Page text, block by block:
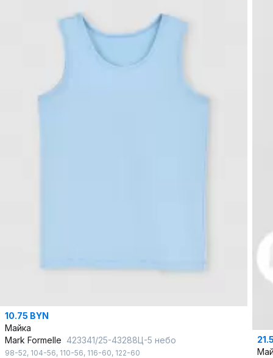
10.75 BYN
Майка
Mark Formelle 423341/25-43288Ц-5 небо
98-52, 104-56, 110-56, 116-60, 122-60